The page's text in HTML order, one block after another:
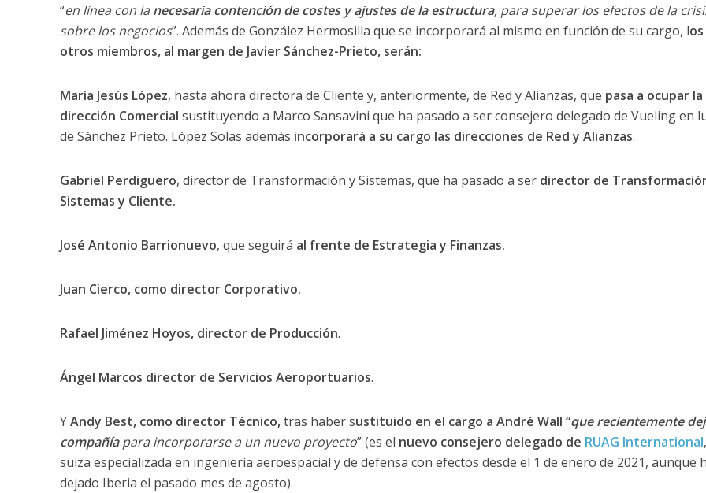
“en línea con la necesaria contención de costes y ajustes de la estructura, para superar los efectos de la
sobre los negocios”. Además de González Hermosilla que se incorporará al mismo en función de su cargo, los
otros miembros, al margen de Javier Sánchez-Prieto, serán:
María Jesús López, hasta ahora directora de Cliente y, anteriormente, de Red y Alianzas, que pasa a ocupar la
dirección Comercial sustituyendo a Marco Sansavini que ha pasado a ser consejero delegado de Vueling en
de Sánchez Prieto. López Solas además incorporará a su cargo las direcciones de Red y Alianzas.
Gabriel Perdiguero, director de Transformación y Sistemas, que ha pasado a ser director de
Sistemas y Cliente.
José Antonio Barrionuevo, que seguirá al frente de Estrategia y Finanzas.
Juan Cierco, como director Corporativo.
Rafael Jiménez Hoyos, director de Producción.
Ángel Marcos director de Servicios Aeroportuarios.
YAndy Best, como director Técnico,tras haber sustituido en el cargo a André Wall “que recientemente
compañíapara incorporarse a un nuevo proyecto” (es el nuevo consejero delegado de RUAG International,
suiza especializada en ingeniería aeroespacial y de defensa con efectos desde el 1 de enero de 2021, aunque
dejado Iberia el pasado mes de agosto).